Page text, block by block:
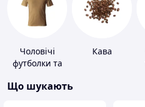
Чоловічі
футболки та
Кава
Що шукають